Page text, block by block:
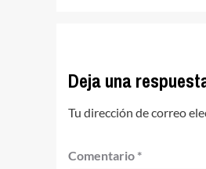
Deja una
Tu dirección de correo
Comentario *